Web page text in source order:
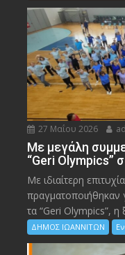
27 Μαΐου 2026
Με μεγάλη
“Geri Olympics”
Με ιδιαίτερη
πραγματοποιήθηκαν
τα “Geri Olympics”, η
ΔΗΜΟΣ ΙΩΑΝΝΙΤΩΝ